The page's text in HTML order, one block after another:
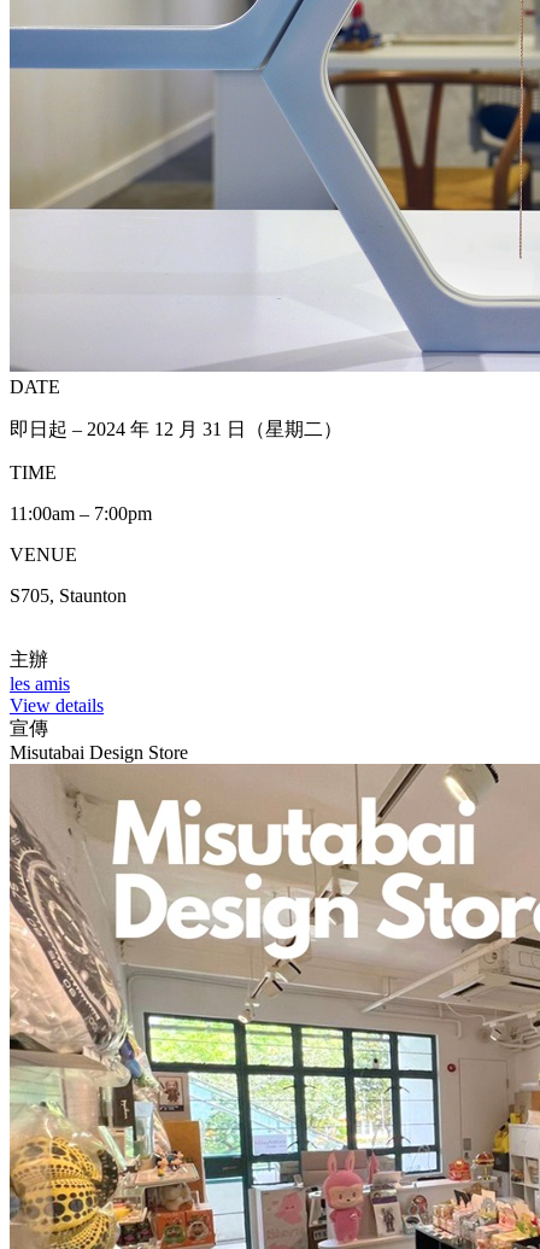
DATE
即日起 – 2024 年 12 月 31 日（星期二）
TIME
11:00am – 7:00pm
VENUE
S705, Staunton
主辦
les amis
View details
宣傳
Misutabai Design Store